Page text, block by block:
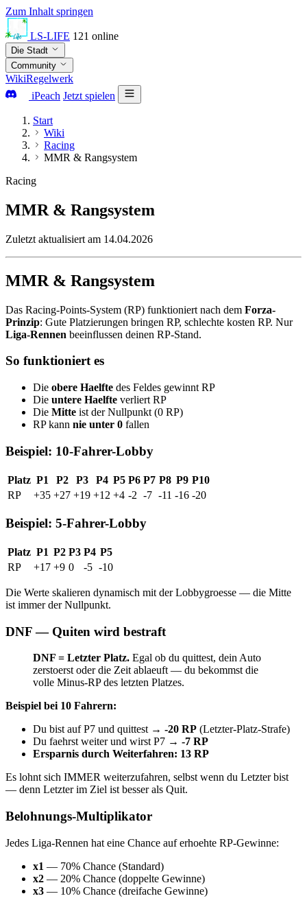
Zum Inhalt springen
LS-LIFE 121 online
Die Stadt
Community
WikiRegelwerk
iPeach Jetzt spielen
Start
Wiki
Racing
MMR & Rangsystem
Racing
MMR & Rangsystem
Zuletzt aktualisiert am 14.04.2026
MMR & Rangsystem
Das Racing-Points-System (RP) funktioniert nach dem Forza-
Prinzip: Gute Platzierungen bringen RP, schlechte kosten RP. Nur
Liga-Rennen beeinflussen deinen RP-Stand.
So funktioniert es
Die obere Haelfte des Feldes gewinnt RP
Die untere Haelfte verliert RP
Die Mitte ist der Nullpunkt (0 RP)
RP kann nie unter 0 fallen
Beispiel: 10-Fahrer-Lobby
Platz P1 P2 P3 P4 P5 P6 P7 P8 P9 P10
RP
+35 +27 +19 +12 +4 -2 -7 -11 -16 -20
Beispiel: 5-Fahrer-Lobby
Platz P1 P2 P3 P4 P5
RP
+17 +9 0 -5 -10
Die Werte skalieren dynamisch mit der Lobbygroesse — die Mitte
ist immer der Nullpunkt.
DNF — Quiten wird bestraft
DNF = Letzter Platz. Egal ob du quittest, dein Auto
zerstoerst oder die Zeit ablaeuft — du bekommst die
volle Minus-RP des letzten Platzes.
Beispiel bei 10 Fahrern:
Du bist auf P7 und quittest → -20 RP (Letzter-Platz-Strafe)
Du faehrst weiter und wirst P7 → -7 RP
Ersparnis durch Weiterfahren: 13 RP
Es lohnt sich IMMER weiterzufahren, selbst wenn du Letzter bist
— denn Letzter im Ziel ist besser als Quit.
Belohnungs-Multiplikator
Jedes Liga-Rennen hat eine Chance auf erhoehte RP-Gewinne:
x1 — 70% Chance (Standard)
x2 — 20% Chance (doppelte Gewinne)
x3 — 10% Chance (dreifache Gewinne)